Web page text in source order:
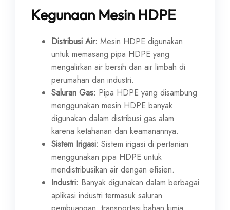
Kegunaan Mesin HDPE
Distribusi Air: Mesin HDPE digunakan
untuk memasang pipa HDPE yang
mengalirkan air bersih dan air limbah di
perumahan dan industri.
Saluran Gas: Pipa HDPE yang disambung
menggunakan mesin HDPE banyak
digunakan dalam distribusi gas alam
karena ketahanan dan keamanannya.
Sistem Irigasi: Sistem irigasi di pertanian
menggunakan pipa HDPE untuk
mendistribusikan air dengan efisien.
Industri: Banyak digunakan dalam berbagai
aplikasi industri termasuk saluran